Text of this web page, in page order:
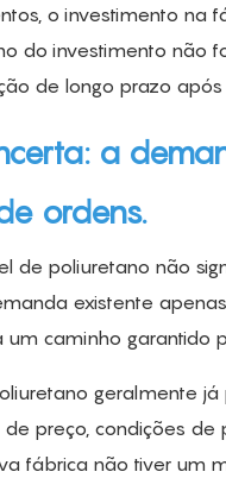
o investimento na
do investimento não
de longo prazo
a
ordens.
de poliuretano não
existente
caminho garantido
geralmente
preço, condições
fábrica não tiver um